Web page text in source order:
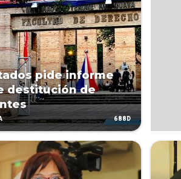
pide informe
destitución de
688D